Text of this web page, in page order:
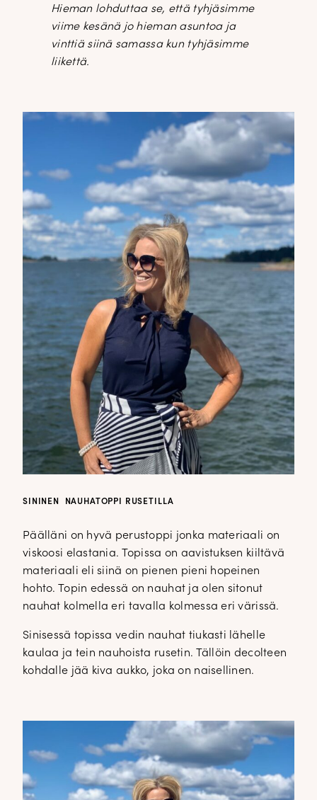
Hieman lohduttaa se, että tyhjäsimme
viime kesänä jo hieman asuntoa ja
vinttiä siinä samassa kun tyhjäsimme
liikettä.
SININEN NAUHATOPPI RUSETILLA
Päälläni on hyvä perustoppi jonka materiaali on
viskoosi elastania. Topissa on aavistuksen kiiltävä
materiaali eli siinä on pienen pieni hopeinen
hohto. Topin edessä on nauhat ja olen sitonut
nauhat kolmella eri tavalla kolmessa eri värissä.
Sinisessä topissa vedin nauhat tiukasti lähelle
kaulaa ja tein nauhoista rusetin. Tällöin decolteen
kohdalle jää kiva aukko, joka on naisellinen.